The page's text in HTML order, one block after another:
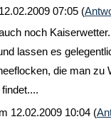
12.02.2009 07:05 (
noch
lassen es
die man zu
12.02.2009 10:04 (